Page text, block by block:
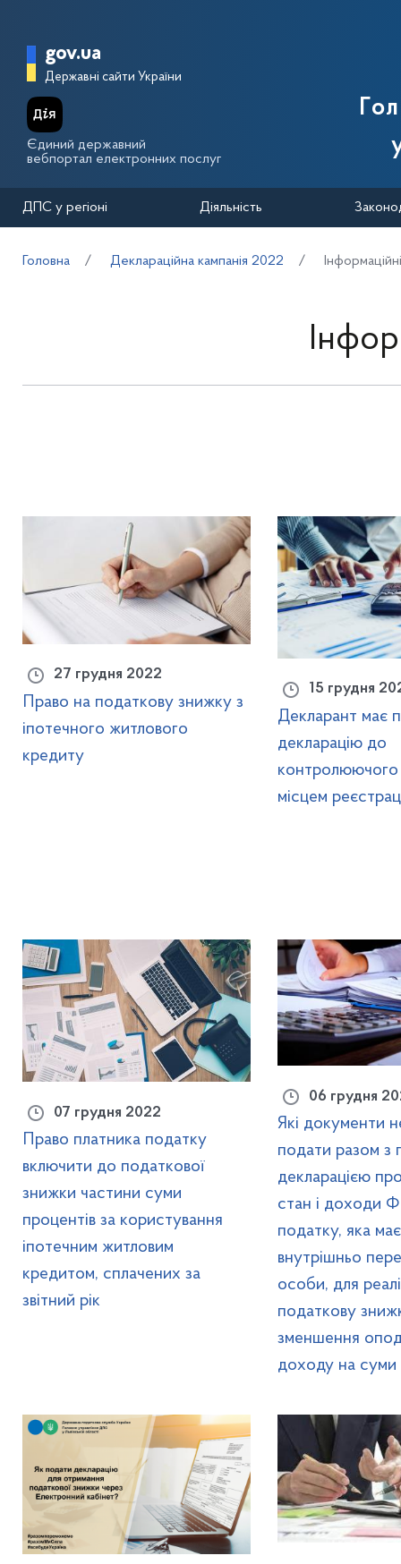
Головна сторінка Державної
gov.ua
Державні сайти України
Єдиний державний
вебпортал електронних послуг
ДПС у регіоні Діяльність
Головна Деклараційна кампанія 2022
27 грудня 2022
Право на податкову знижку з
іпотечного житлового
кредиту
15 грудня
Декларант має
декларацію до
контролюючого
місцем
07 грудня 2022
Право платника податку
включити до податкової
знижки частини суми
процентів за користування
іпотечним житловим
кредитом, сплачених за
звітний рік
06 грудня
Які документи
подати разом з
декларацією
стан і доходи
податку, яка
внутрішньо
особи, для
податкову
зменшення
доходу на суми